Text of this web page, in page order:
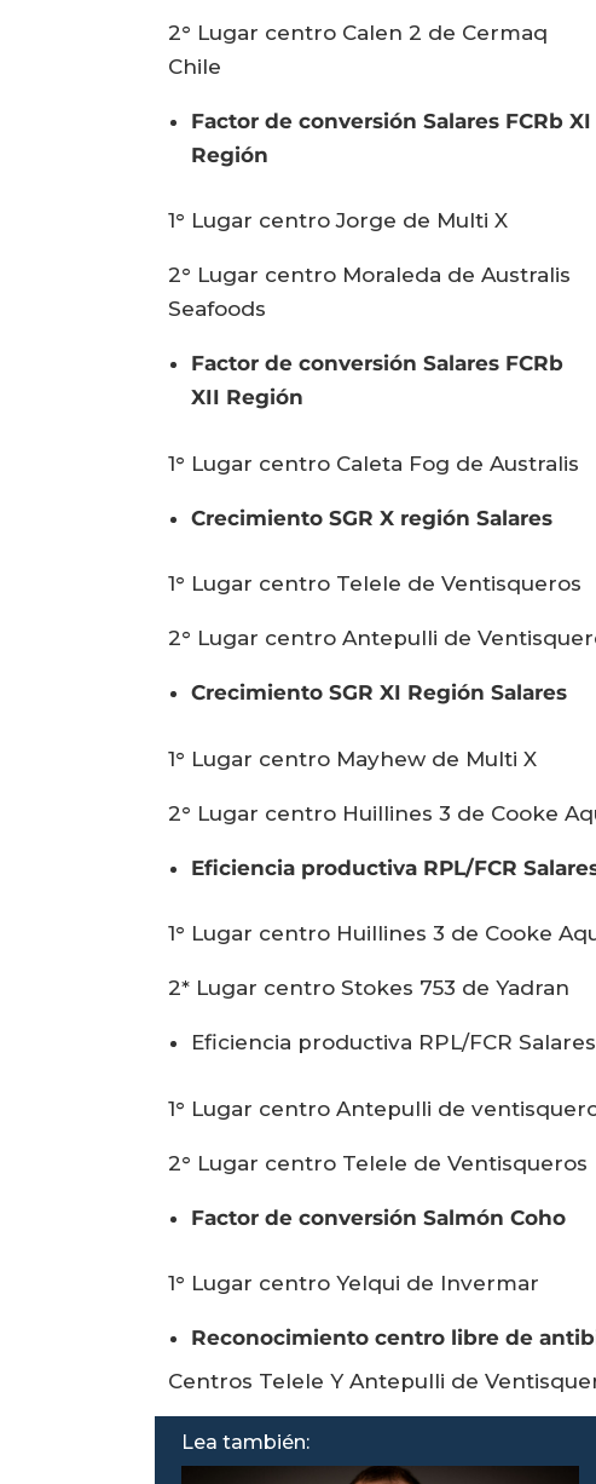
2° Lugar centro Calen 2 de Cermaq
Chile
Factor de conversión Salares FCRb XI
Región
1° Lugar centro Jorge de Multi X
2° Lugar centro Moraleda de Australis
Seafoods
Factor de conversión Salares FCRb
XII Región
1° Lugar centro Caleta Fog de Australis
Crecimiento SGR X región Salares
1° Lugar centro Telele de Ventisqueros
2° Lugar centro Antepulli de
Crecimiento SGR XI Región Salares
1° Lugar centro Mayhew de Multi X
2° Lugar centro Huillines 3 de Cooke
Eficiencia productiva RPL/FCR
1° Lugar centro Huillines 3 de Cooke
2* Lugar centro Stokes 753 de Yadran
Eficiencia productiva RPL/FCR
1° Lugar centro Antepulli de
2° Lugar centro Telele de Ventisqueros
Factor de conversión Salmón Coho
1° Lugar centro Yelqui de Invermar
Reconocimiento centro libre de
Centros Telele Y Antepulli de
Lea también: